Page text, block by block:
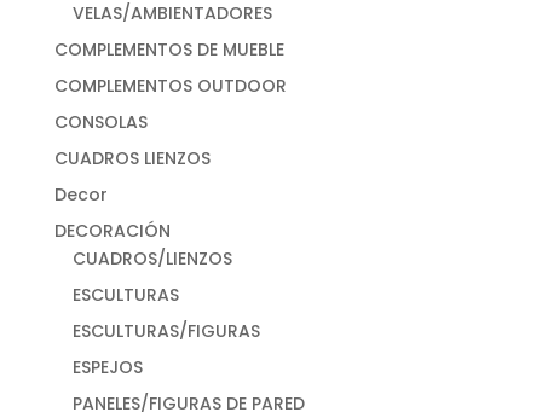
VELAS/AMBIENTADORES
COMPLEMENTOS DE MUEBLE
COMPLEMENTOS OUTDOOR
CONSOLAS
CUADROS LIENZOS
Decor
DECORACIÓN
CUADROS/LIENZOS
ESCULTURAS
ESCULTURAS/FIGURAS
ESPEJOS
PANELES/FIGURAS DE PARED